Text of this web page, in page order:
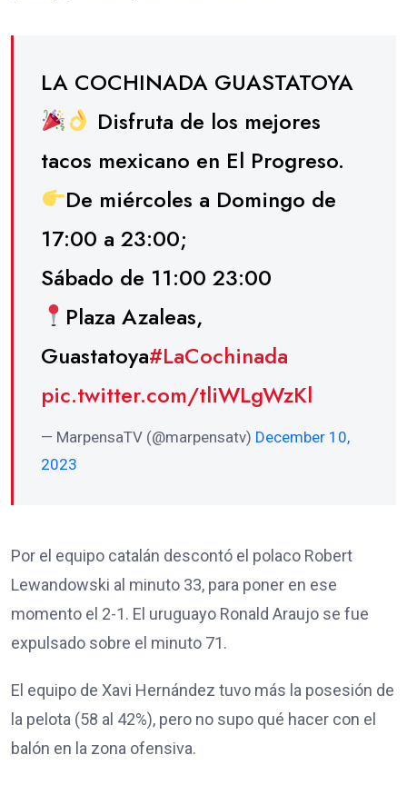
LA COCHINADA GUASTATOYA
Disfruta de los mejores
tacos mexicano en El Progreso.
De miércoles a Domingo de
17:00 a 23:00;
Sábado de 11:00 23:00
Plaza Azaleas,
Guastatoya#LaCochinada
pic.twitter.com/tliWLgWzKl
— MarpensaTV (@marpensatv) December 10,
2023
Por el equipo catalán descontó el polaco Robert
Lewandowski al minuto 33, para poner en ese
momento el 2-1. El uruguayo Ronald Araujo se fue
expulsado sobre el minuto 71.
El equipo de Xavi Hernández tuvo más la posesión de
la pelota (58 al 42%), pero no supo qué hacer con el
balón en la zona ofensiva.